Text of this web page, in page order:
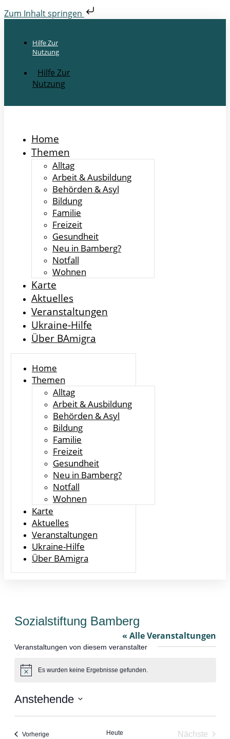
Zum Inhalt springen
Hilfe Zur
Nutzung
Hilfe Zur
Nutzung
Home
Themen
Alltag
Arbeit & Ausbildung
Behörden & Asyl
Bildung
Familie
Freizeit
Gesundheit
Neu in Bamberg?
Notfall
Wohnen
Karte
Aktuelles
Veranstaltungen
Ukraine-Hilfe
Über BAmigra
Home
Themen
Alltag
Arbeit & Ausbildung
Behörden & Asyl
Bildung
Familie
Freizeit
Gesundheit
Neu in Bamberg?
Notfall
Wohnen
Karte
Aktuelles
Veranstaltungen
Ukraine-Hilfe
Über BAmigra
Sozialstiftung Bamberg
« Alle Veranstaltungen
Veranstaltungen von diesem veranstalter
HinweisEs wurden keine Ergebnisse gefunden.
Anstehende
VorherigeVeranstaltungen Heute
Nächste